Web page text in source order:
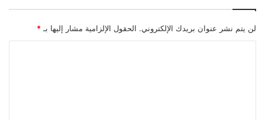
لن يتم نشر عنوان بريدك الإلكتروني. الحقول الإلزامية مشار إليها بـ *